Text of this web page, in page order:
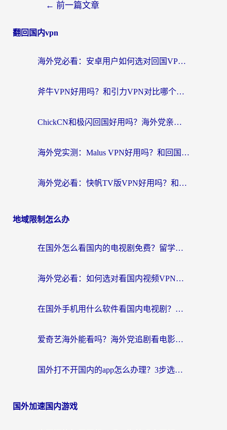
← 前一篇文章
翻回国内vpn
海外党必看：安卓用户如何选对回国VPN？从踩坑到无缝访问的全攻略
斧牛VPN好用吗？和引力VPN对比哪个回国效果更好？海外党亲测3款加速器+避坑指南
ChickCN和极闪回国好用吗？海外党亲测3款加速器，教你选对不踩坑
海外党实测：Malus VPN好用吗？和回国VPN对比哪个回国效果更好？附真实体验与加速器推荐
海外党必看：快帆TV版VPN好用吗？和豌豆IP VPN对比哪个回国效果更好？附真实体验与选择指南
地域限制怎么办
在国外怎么看国内的电视剧免费？留学生亲测有效的回国加速器选择指南
海外党必看：如何选对看国内视频VPN，轻松解决12123登录难题？
在国外手机用什么软件看国内电视剧？海外党亲测的实用指南
爱奇艺海外能看吗？海外党追剧看电影的终极回国加速器指南
国外打不开国内的app怎么办理？3步选对加速器，刷剧办业务都不愁
国外加速国内游戏